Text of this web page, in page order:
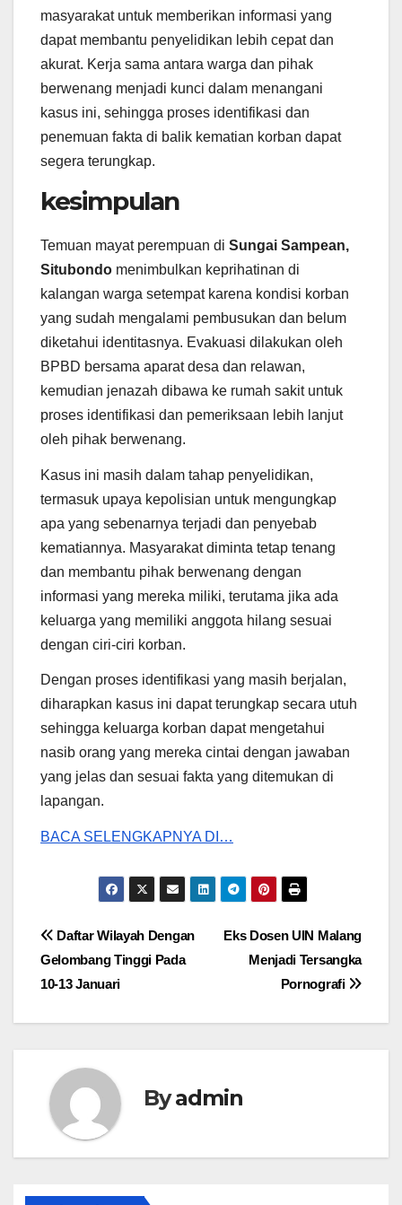
masyarakat untuk memberikan informasi yang
dapat membantu penyelidikan lebih cepat dan
akurat. Kerja sama antara warga dan pihak
berwenang menjadi kunci dalam menangani
kasus ini, sehingga proses identifikasi dan
penemuan fakta di balik kematian korban dapat
segera terungkap.
kesimpulan
Temuan mayat perempuan di Sungai Sampean,
Situbondo menimbulkan keprihatinan di
kalangan warga setempat karena kondisi korban
yang sudah mengalami pembusukan dan belum
diketahui identitasnya. Evakuasi dilakukan oleh
BPBD bersama aparat desa dan relawan,
kemudian jenazah dibawa ke rumah sakit untuk
proses identifikasi dan pemeriksaan lebih lanjut
oleh pihak berwenang.
Kasus ini masih dalam tahap penyelidikan,
termasuk upaya kepolisian untuk mengungkap
apa yang sebenarnya terjadi dan penyebab
kematiannya. Masyarakat diminta tetap tenang
dan membantu pihak berwenang dengan
informasi yang mereka miliki, terutama jika ada
keluarga yang memiliki anggota hilang sesuai
dengan ciri-ciri korban.
Dengan proses identifikasi yang masih berjalan,
diharapkan kasus ini dapat terungkap secara utuh
sehingga keluarga korban dapat mengetahui
nasib orang yang mereka cintai dengan jawaban
yang jelas dan sesuai fakta yang ditemukan di
lapangan.
BACA SELENGKAPNYA DI…
Post
navigation
Eks Dosen UIN Malang
Menjadi Tersangka
Pornografi
Daftar Wilayah Dengan
Gelombang Tinggi Pada
10-13 Januari
Byadmin